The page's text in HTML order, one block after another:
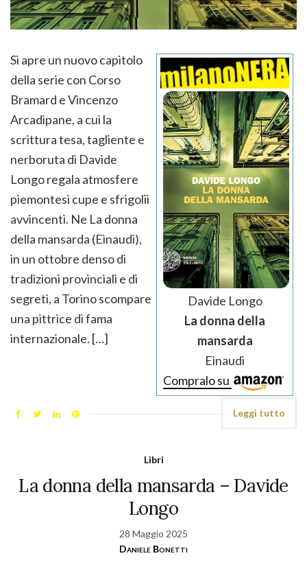
Davide Longo
La donna della
mansarda
Einaudi
Compralo su
Si apre un nuovo capitolo
della serie con Corso
Bramard e Vincenzo
Arcadipane, a cui la
scrittura tesa, tagliente e
nerboruta di Davide
Longo regala atmosfere
piemontesi cupe e sfrigolii
avvincenti. Ne La donna
della mansarda (Einaudi),
in un ottobre denso di
tradizioni provinciali e di
segreti, a Torino scompare
una pittrice di fama
internazionale. […]
Leggi tutto
Libri
La donna della mansarda – Davide
Longo
28 Maggio 2025
Daniele Bonetti